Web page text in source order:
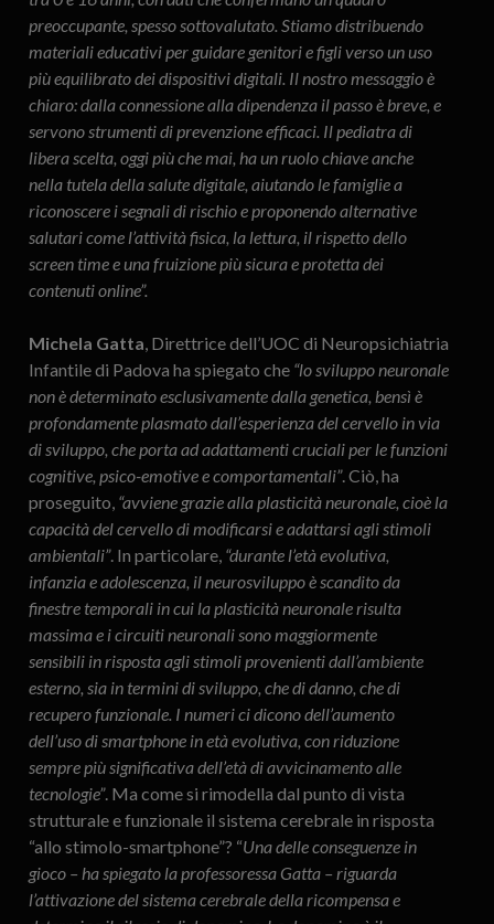
preoccupante, spesso sottovalutato. Stiamo distribuendo
materiali educativi per guidare genitori e figli verso un uso
più equilibrato dei dispositivi digitali. Il nostro messaggio è
chiaro: dalla connessione alla dipendenza il passo è breve, e
servono strumenti di prevenzione efficaci. Il pediatra di
libera scelta, oggi più che mai, ha un ruolo chiave anche
nella tutela della salute digitale, aiutando le famiglie a
riconoscere i segnali di rischio e proponendo alternative
salutari come l’attività fisica, la lettura, il rispetto dello
screen time e una fruizione più sicura e protetta dei
contenuti online”.
Michela Gatta , Direttrice dell’UOC di Neuropsichiatria
Infantile di Padova ha spiegato che “lo sviluppo neuronale
non è determinato esclusivamente dalla genetica, bensì è
profondamente plasmato dall’esperienza del cervello in via
di sviluppo, che porta ad adattamenti cruciali per le funzioni
cognitive, psico-emotive e comportamentali”. Ciò, ha
proseguito, “avviene grazie alla plasticità neuronale, cioè la
capacità del cervello di modificarsi e adattarsi agli stimoli
ambientali”. In particolare, “durante l’età evolutiva,
infanzia e adolescenza, il neurosviluppo è scandito da
finestre temporali in cui la plasticità neuronale risulta
massima e i circuiti neuronali sono maggiormente
sensibili in risposta agli stimoli provenienti dall’ambiente
esterno, sia in termini di sviluppo, che di danno, che di
recupero funzionale. I numeri ci dicono dell’aumento
dell’uso di smartphone in età evolutiva, con riduzione
sempre più significativa dell’età di avvicinamento alle
tecnologie”. Ma come si rimodella dal punto di vista
strutturale e funzionale il sistema cerebrale in risposta
“allo stimolo-smartphone”? “Una delle conseguenze in
gioco – ha spiegato la professoressa Gatta – riguarda
l’attivazione del sistema cerebrale della ricompensa e